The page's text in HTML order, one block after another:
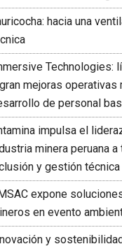
hacia una
Technologies:
mejoras
de personal
impulsa el
minera peruana
y gestión técnica
expone
en evento
y